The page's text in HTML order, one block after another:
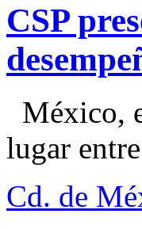
CSP
México,
lugar
Cd. de